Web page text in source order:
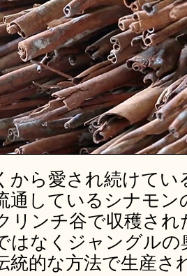
から愛され続けて
通しているシナモ
リンチ谷で収穫さ
はなくジャングルの
統的な方法で生産さ